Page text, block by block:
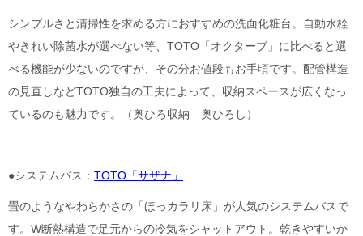
シンプルさと清掃性を求める方におすすめの洗面化粧台。自動水栓
やきれい除菌水が選べない等、TOTO「オクターブ」に比べると選
べる機能が少ないのですが、その分お値段もお手頃です。配管構造
の見直しなどTOTO独自の工夫によって、収納スペースが広くなっ
ているのも魅力です。（奥ひろ収納 奥ひろし）
●システムバス： TOTO「サザナ」
畳のようなやわらかさの「ほっカラリ床」が人気のシステムバスで
す。W断熱構造で足元からの冷気をシャットアウト。乾きやすいか